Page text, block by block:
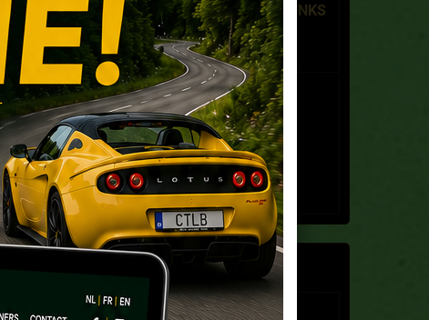
PLAASJ KAFFEE FOOD & DRINKS
- Antwerpen-Linkeroever
Lotus Noordzee Tour
Le 08/11/2026 à 09:00
Garage Lotus Verhiest -
Oostende
LIVRE D'OR
Franz Nys Le 25/11/2025